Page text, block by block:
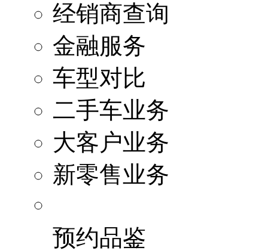
经销商查询
金融服务
车型对比
二手车业务
大客户业务
新零售业务
预约品鉴